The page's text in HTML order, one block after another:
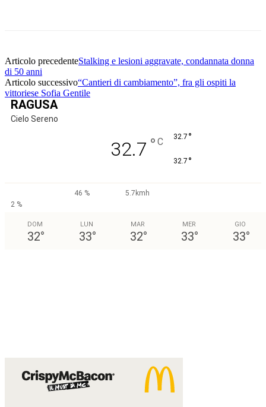
Articolo precedenteStalking e lesioni aggravate, condannata donna
di 50 anni
Articolo successivo“Cantieri di cambiamento”, fra gli ospiti la
vittoriese Sofia Gentile
RAGUSA
Cielo Sereno
32.7 ° C 32.7 °
32.7 °
46 %
5.7kmh
2 %
DOM
32°
LUN
33°
MAR
32°
MER
33°
GIO
33°